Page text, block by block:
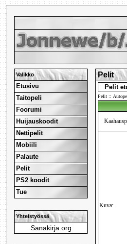
Valikko
Etusivu
Taitopeli
Foorumi
Huijauskoodit
Nettipelit
Mobiili
Palaute
Pelit
PS2 koodit
Tue
Yhteistyössä
Sanakirja.org
Pelit
Pelit
Pelit ::
Kuva: